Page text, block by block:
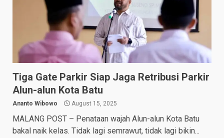
Tiga Gate Parkir Siap Jaga Retribusi Parkir
Alun-alun Kota Batu
Ananto Wibowo August 15, 2025
MALANG POST – Penataan wajah Alun-alun Kota Batu
bakal naik kelas. Tidak lagi semrawut, tidak lagi bikin...